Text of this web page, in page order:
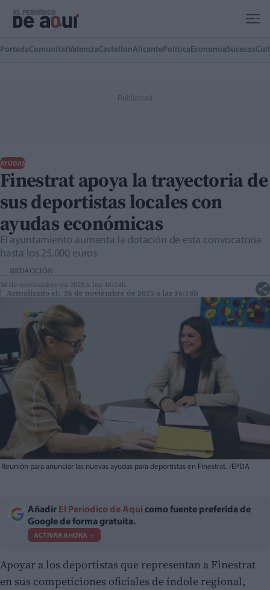
PortadaComunitatValenciaCastellónAlicante Política EconomíaSucesos
AYUDAS
Finestrat apoya la trayectoria de
sus deportistas locales con
ayudas económicas
El ayuntamiento aumenta la dotación de esta convocatoria
hasta los 25.000 euros
REDACCIÓN
26 de noviembre de 2025 a las 16:14h
Actualizado el: 26 de noviembre de 2025 a las 16:18h
Reunión para anunciar las nuevas ayudas para deportistas en Finestrat. /EPDA
Añadir El Periodico de Aquí como fuente preferida de
Google de forma gratuita.
ACTIVAR AHORA
Apoyar a los deportistas que representan a Finestrat
en sus competiciones oficiales de índole regional,